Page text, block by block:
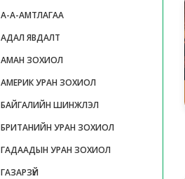
А-А-АМТЛАГАА
АДАЛ ЯВДАЛТ
АМАН ЗОХИОЛ
АМЕРИК УРАН ЗОХИОЛ
БАЙГАЛИЙН ШИНЖЛЭЛ
БРИТАНИЙН УРАН ЗОХИОЛ
ГАДААДЫН УРАН ЗОХИОЛ
ГАЗАРЗҮЙ